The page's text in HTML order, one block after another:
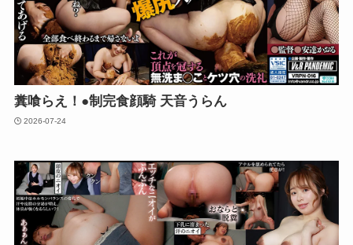
糞喰らえ！●制完食顔騎 天音うらん
2026-07-24